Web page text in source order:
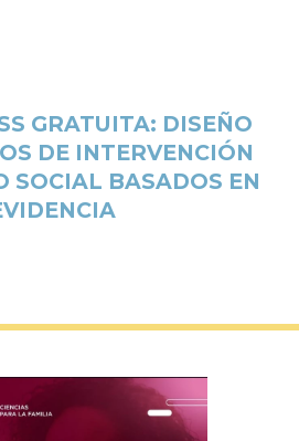
GRATUITA: DISEÑO
DE INTERVENCIÓN
SOCIAL BASADOS EN